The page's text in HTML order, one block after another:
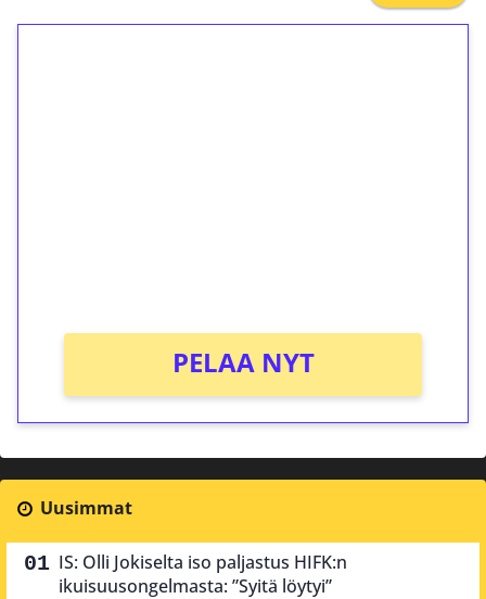
PELAA NYT
Uusimmat
IS: Olli Jokiselta iso paljastus HIFK:n
ikuisuusongelmasta: ”Syitä löytyi”